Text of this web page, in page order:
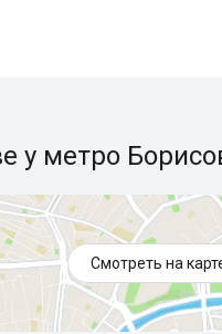
у метро
Смотреть на